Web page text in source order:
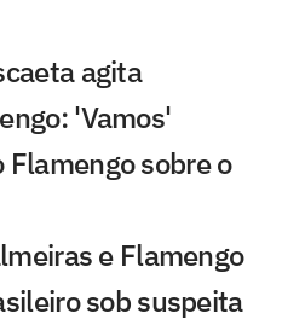
agita
'Vamos'
Flamengo sobre o
e Flamengo
sob suspeita